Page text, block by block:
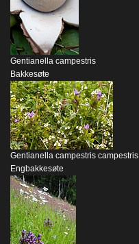
Gentianella campestris
Bakkesøte
Gentianella campestris campestris
Engbakkesøte